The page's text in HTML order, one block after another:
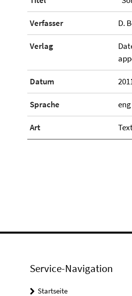
Verfasser D.
Verlag
Datum
Sprache eng
Art
Service-Navigation
Startseite